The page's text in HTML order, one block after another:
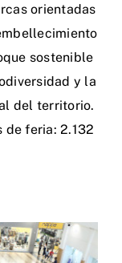
orientadas
sostenible
y la
del territorio.
de feria: 2.132